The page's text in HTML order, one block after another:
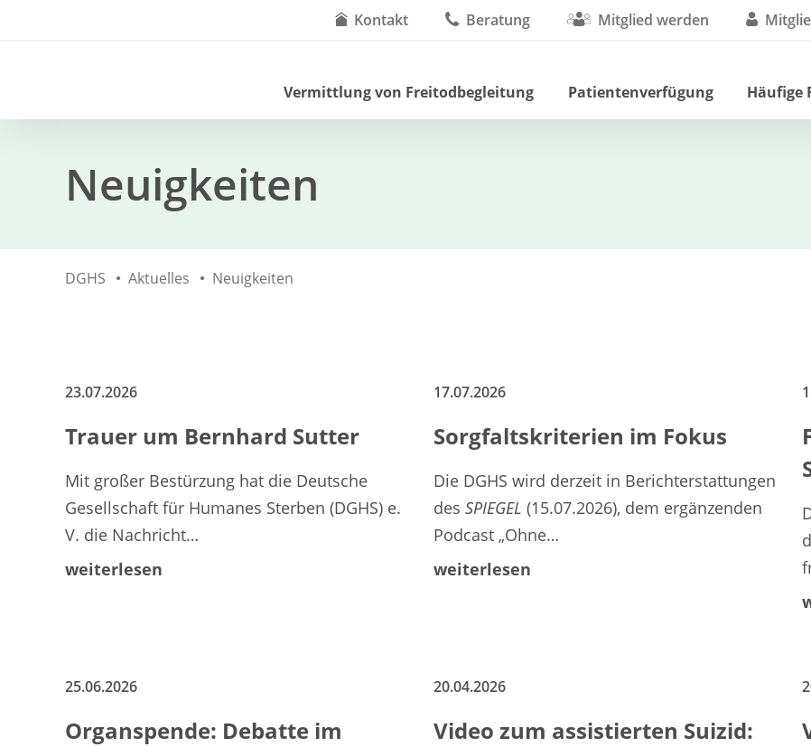
Kontakt Beratung Mitglied werden
Vermittlung von Freitodbegleitung Patientenverfügung Häufige
Neuigkeiten
DGHS Aktuelles Neuigkeiten
23.07.2026
Trauer um Bernhard Sutter
Mit großer Bestürzung hat die Deutsche
Gesellschaft für Humanes Sterben (DGHS) e.
V. die Nachricht…
weiterlesen
17.07.2026
Sorgfaltskriterien im Fokus
Die DGHS wird derzeit in Berichterstattungen
des SPIEGEL (15.07.2026), dem ergänzenden
Podcast „Ohne…
weiterlesen
25.06.2026
Organspende: Debatte im
20.04.2026
Video zum assistierten Suizid: